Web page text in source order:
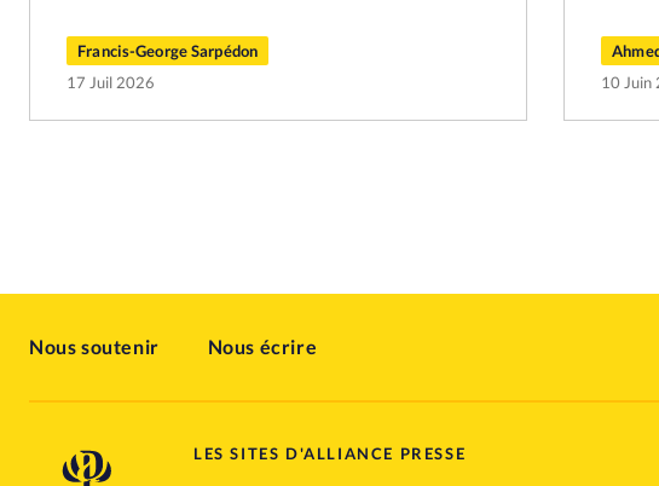
Francis-George Sarpédon
17 Juil 2026
10 Juin
Nous soutenir Nous écrire
LES SITES D'ALLIANCE PRESSE